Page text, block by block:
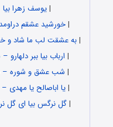
|یوسف زهرا بیا –
|خورشید عشقم دراومده –
|به عشقت لب ما شاد و خندون
| ارباب بیا ببر دلهارو –
| شب عشق و شوره – سیب
|یا اباصالح یا مهدی –
|